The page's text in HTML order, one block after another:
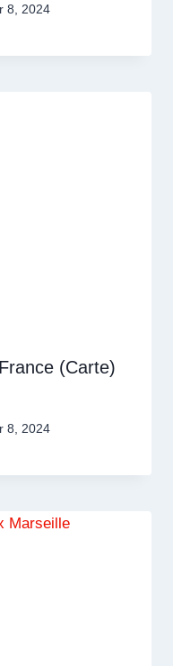
8, 2024
(Carte)
8, 2024